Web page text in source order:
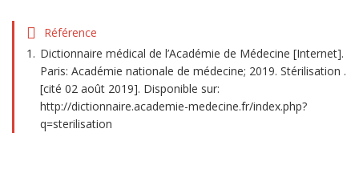
Référence
Dictionnaire médical de l’Académie de Médecine [Internet].
Paris: Académie nationale de médecine; 2019. Stérilisation .
[cité 02 août 2019]. Disponible sur:
http://dictionnaire.academie-medecine.fr/index.php?
q=sterilisation